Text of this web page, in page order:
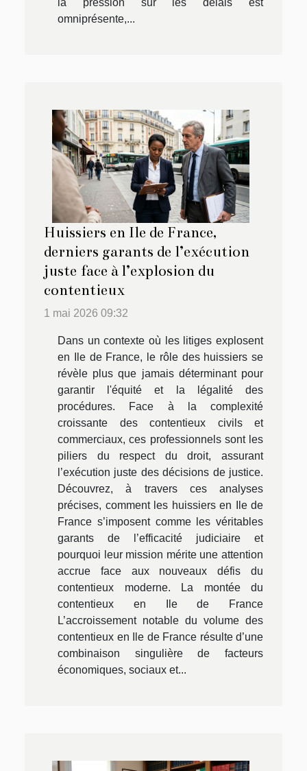
la pression sur les délais est
omniprésente,...
Huissiers en Ile de France,
derniers garants de l’exécution
juste face à l’explosion du
contentieux
1 mai 2026 09:32
Dans un contexte où les litiges explosent
en Ile de France, le rôle des huissiers se
révèle plus que jamais déterminant pour
garantir l'équité et la légalité des
procédures. Face à la complexité
croissante des contentieux civils et
commerciaux, ces professionnels sont les
piliers du respect du droit, assurant
l’exécution juste des décisions de justice.
Découvrez, à travers ces analyses
précises, comment les huissiers en Ile de
France s’imposent comme les véritables
garants de l’efficacité judiciaire et
pourquoi leur mission mérite une attention
accrue face aux nouveaux défis du
contentieux moderne. La montée du
contentieux en Ile de France
L’accroissement notable du volume des
contentieux en Ile de France résulte d’une
combinaison singulière de facteurs
économiques, sociaux et...